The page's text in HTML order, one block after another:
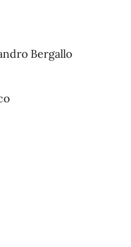
Bergallo